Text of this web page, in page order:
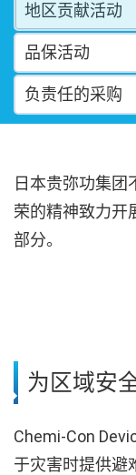
地区贡献活动
品保活动
负责任的采购
日本贵弥功集
荣的精神致力开
部分。
为区域安
Chemi-Con
于灾害时提供避